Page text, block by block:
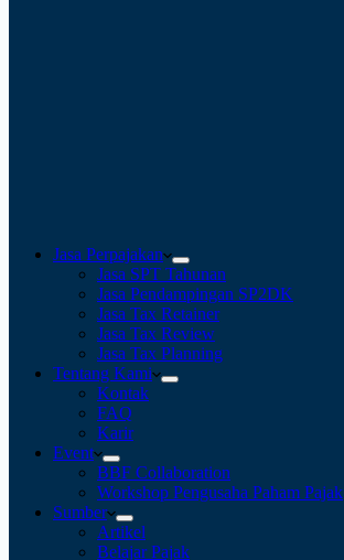
Jasa Perpajakan
Jasa SPT Tahunan
Jasa Pendampingan SP2DK
Jasa Tax Retainer
Jasa Tax Review
Jasa Tax Planning
Tentang Kami
Kontak
FAQ
Karir
Event
BBF Collaboration
Workshop Pengusaha Paham Pajak
Sumber
Artikel
Belajar Pajak